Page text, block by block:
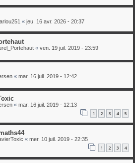
« jeu. 16 avr. 2026 - 20:37
« ven. 19 juil. 2019 - 23:59
« mar. 16 juil. 2019 - 12:42
« mar. 16 juil. 2019 - 12:13
1 2 3 4 5
« mer. 10 juil. 2019 - 22:35
1 2 3 4